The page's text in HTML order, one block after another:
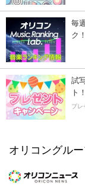
毎
ク！
試
ト！
プレ
オリコングル